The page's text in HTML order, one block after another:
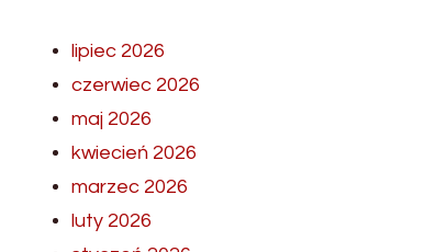
lipiec 2026
czerwiec 2026
maj 2026
kwiecień 2026
marzec 2026
luty 2026